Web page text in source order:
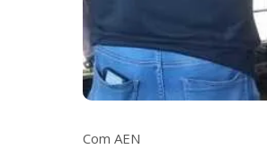
Com AEN